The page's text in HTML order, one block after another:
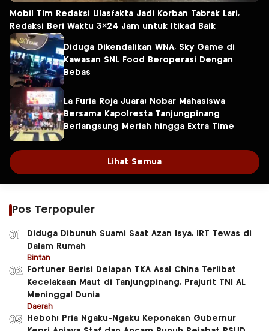
Mobil Tim Redaksi Ulasfakta Jadi Korban Tabrak Lari,
Redaksi Beri Waktu 3×24 Jam untuk Itikad Baik
Diduga Dikendalikan WNA, Sky Game di
Kawasan SNL Food Beroperasi Dengan
Bebas
La Furia Roja Juara! Nobar Mahasiswa
Bersama Kapolresta Tanjungpinang
Berlangsung Meriah hingga Extra Time
Lihat Semua
Pos Terpopuler
01
Diduga Dibunuh Suami Saat Azan Isya, IRT Tewas di
Dalam Rumah
Bintan
02
Fortuner Berisi Delapan TKA Asal China Terlibat
Kecelakaan Maut di Tanjungpinang, Prajurit TNI AL
Meninggal Dunia
Daerah
03
Heboh! Pria Ngaku-Ngaku Keponakan Gubernur